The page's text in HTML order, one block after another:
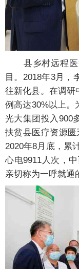
县乡村远程医
目。2018年3月，
往新化县。在调研
例高达30%以上。
光大集团投入900
扶贫县医疗资源
2020年8月底，累
心电9911人次，
亲切称为一呼就通